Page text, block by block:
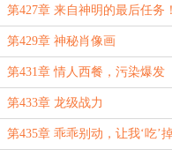
第427章 来自神明的最后任务！
（大章）
第429章 神秘肖像画
第431章 情人西餐，污染爆发
第433章 龙级战力
第435章 乖乖别动，让我‘吃’